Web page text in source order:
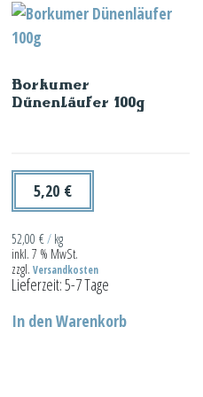
Varianten
können
Borkumer
Dünenläufer 100g
5,20 €
52,00€/ kg
inkl. 7 % MwSt.
zzgl.Versandkosten
Lieferzeit:5-7 Tage
In den Warenkorb